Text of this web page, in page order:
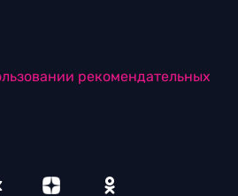
рекомендательных